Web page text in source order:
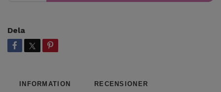
Dela
INFORMATION RECENSIONER